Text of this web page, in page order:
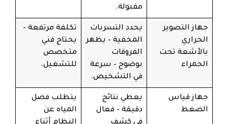
مقبولة.
جهاز التصوير
الحراري
بالأشعة تحت
الحمراء
يحدد التسربات
المخفية – يظهر
الفروقات
بوضوح – سرعة
في التشخيص.
تكلفة مرتفعة –
يحتاج فني
متخصص
للتشغيل.
جهاز قياس
الضغط
يعطي نتائج
دقيقة – فعال
في كشف
يتطلب فصل
المياه عن
النظام أثناء